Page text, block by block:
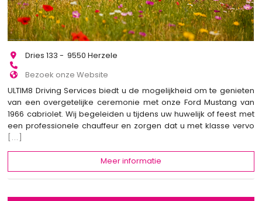
Dries 133 - 9550 Herzele
Bezoek onze Website
ULTIM8 Driving Services biedt u de mogelijkheid om te genieten
van een overgetelijke ceremonie met onze Ford Mustang van
1966 cabriolet. Wij begeleiden u tijdens uw huwelijk of feest met
een professionele chauffeur en zorgen dat u met klasse vervo
[...]
Meer informatie